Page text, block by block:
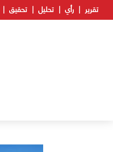
تقرير رأي تحليل تحقيق